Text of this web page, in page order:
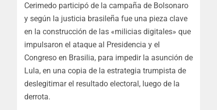
Cerimedo participó de la campaña de Bolsonaro
y según la justicia brasileña fue una pieza clave
en la construcción de las «milicias digitales» que
impulsaron el ataque al Presidencia y el
Congreso en Brasilia, para impedir la asunción de
Lula, en una copia de la estrategia trumpista de
deslegitimar el resultado electoral, luego de la
derrota.